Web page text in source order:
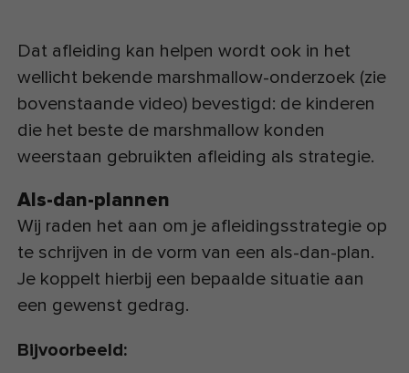
Dat afleiding kan helpen wordt ook in het
wellicht bekende marshmallow-onderzoek (zie
bovenstaande video) bevestigd: de kinderen
die het beste de marshmallow konden
weerstaan gebruikten afleiding als strategie.
Als-dan-plannen
Wij raden het aan om je afleidingsstrategie op
te schrijven in de vorm van een als-dan-plan.
Je koppelt hierbij een bepaalde situatie aan
een gewenst gedrag.
Bijvoorbeeld: